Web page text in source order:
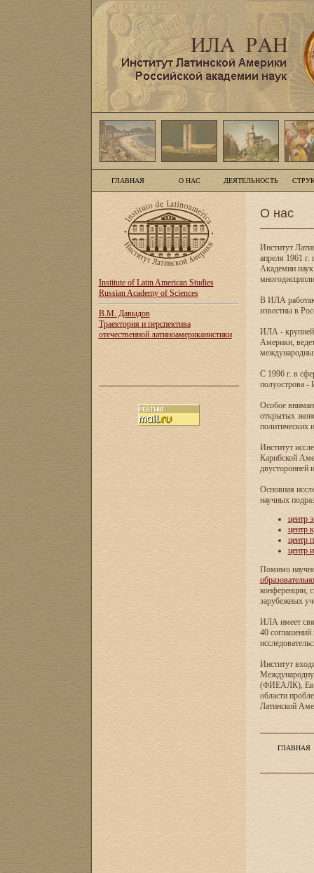
ГЛАВНАЯ О НАС ДЕЯТЕЛЬНОСТЬ
Institute of Latin American Studies
Russian Academy of Sciences
В.М. Давыдов
Траектория и перспектива
отечественной латиноамериканистики
О нас
Институт
апреля 1961
Академии
В ИЛА
известны в
ИЛА -
Америки,
С 1996 г. в
полуострова -
Особое
открытых
политических
Институт
Карибской
двусторонней
Основная
научных
центр
центр
центр
центр
Помимо
конференции,
зарубежных
ИЛА имеет
40 соглашений
Институт
(ФИЕАЛК),
области
Латинской
ГЛАВНАЯ